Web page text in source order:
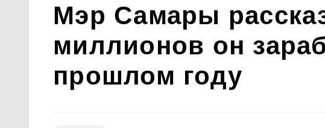
Мэр Самары
миллионов он
прошлом году